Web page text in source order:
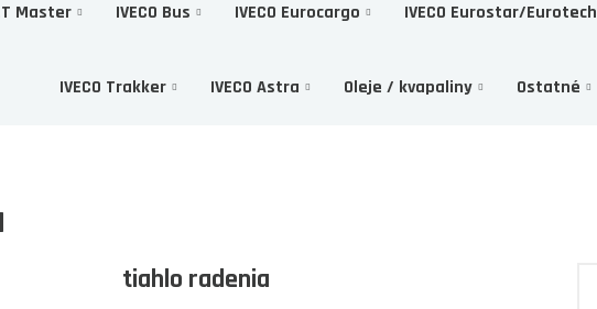
Master IVECO Bus IVECO Eurocargo IVECO Eurostar/Eurotech
IVECO Trakker IVECO Astra Oleje / kvapaliny Ostatné
tiahlo radenia